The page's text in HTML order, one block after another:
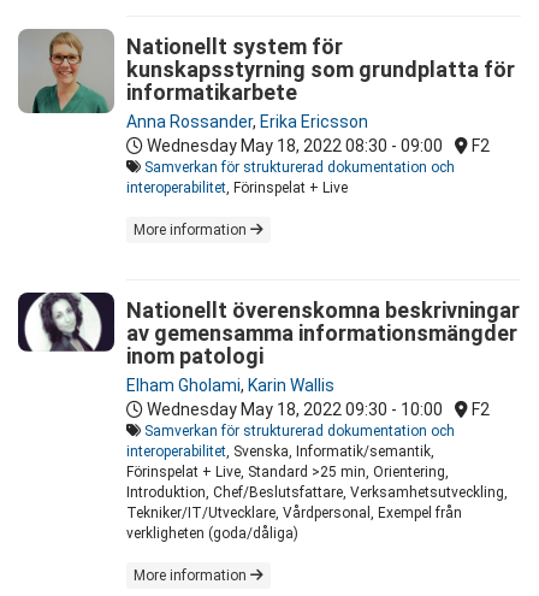
Nationellt system för
kunskapsstyrning som grundplatta för
informatikarbete
Anna Rossander, Erika Ericsson
Wednesday May 18, 2022 08:30 - 09:00 F2
Samverkan för strukturerad dokumentation och
interoperabilitet, Förinspelat + Live
More information
Nationellt överenskomna beskrivningar
av gemensamma informationsmängder
inom patologi
Elham Gholami, Karin Wallis
Wednesday May 18, 2022 09:30 - 10:00 F2
Samverkan för strukturerad dokumentation och
interoperabilitet, Svenska, Informatik/semantik,
Förinspelat + Live, Standard >25 min, Orientering,
Introduktion, Chef/Beslutsfattare, Verksamhetsutveckling,
Tekniker/IT/Utvecklare, Vårdpersonal, Exempel från
verkligheten (goda/dåliga)
More information